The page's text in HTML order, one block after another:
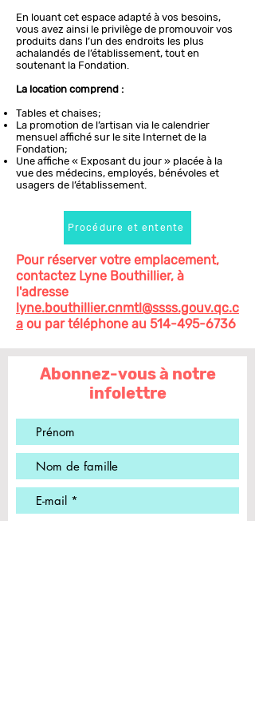
En louant cet espace adapté à vos besoins,
vous avez ainsi le privilège de promouvoir vos
produits dans l’un des endroits les plus
achalandés de l’établissement, tout en
soutenant la Fondation.
La location comprend :
Tables et chaises;
La promotion de l’artisan via le calendrier
mensuel affiché sur le site Internet de la
Fondation;
Une affiche « Exposant du jour » placée à la
vue des médecins, employés, bénévoles et
usagers de l’établissement.
Procédure et entente
Pour réserver votre emplacement,
contactez Lyne Bouthillier, à
l'adresse
lyne.bouthillier.cnmtl@ssss.gouv.qc.c
a ou par téléphone au 514-495-6736
Abonnez-vous à notre
infolettre